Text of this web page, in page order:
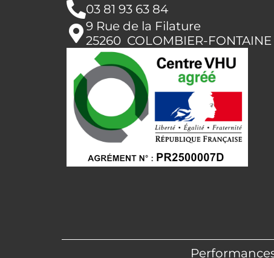
03 81 93 63 84
9 Rue de la Filature
25260 COLOMBIER-FONTAINE